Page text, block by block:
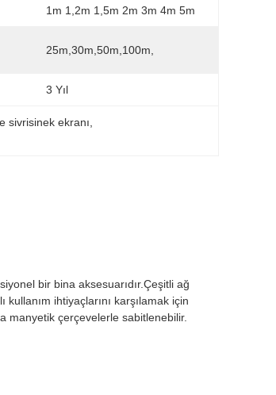
1m 1,2m 1,5m 2m 3m 4m 5m
25m,30m,50m,100m,
3 Yıl
sivrisinek ekranı
bir bina aksesuarıdır.Çeşitli ağ
ihtiyaçlarını karşılamak için
manyetik çerçevelerle sabitlenebilir.